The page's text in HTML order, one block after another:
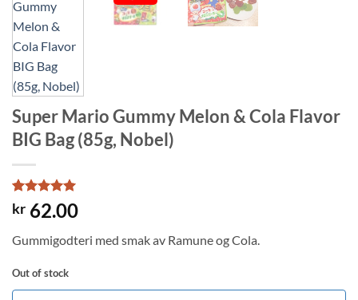
Super Mario Gummy Melon & Cola Flavor
BIG Bag (85g, Nobel)
Rated5
out of 5
1
customer
kr 62.00
Gummigodteri med smak av Ramune og Cola.
Out of stock